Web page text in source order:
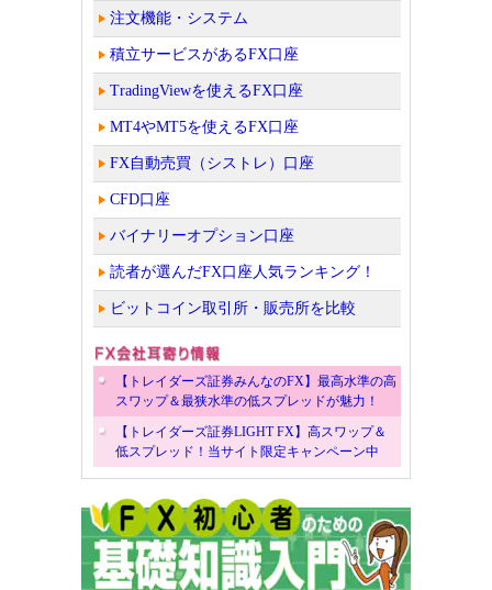
注文機能・システム
積立サービスがあるFX口座
TradingViewを使えるFX口座
MT4やMT5を使えるFX口座
FX自動売買（シストレ）口座
CFD口座
バイナリーオプション口座
読者が選んだFX口座人気ランキング！
ビットコイン取引所・販売所を比較
【トレイダーズ証券みんなのFX】最高水準の高
スワップ＆最狭水準の低スプレッドが魅力！
【トレイダーズ証券LIGHT FX】高スワップ＆
低スプレッド！当サイト限定キャンペーン中